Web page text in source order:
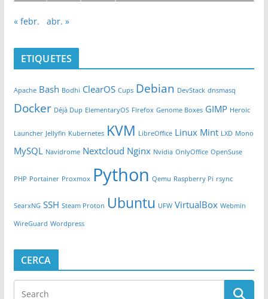
« febr. abr. »
ETIQUETES
Apache Bash Bodhi ClearOS Cups Debian DevStack dnsmasq
Docker Déjà Dup ElementaryOS Firefox Genome Boxes GIMP Heroic
Launcher Jellyfin Kubernetes KVM LibreOffice Linux Mint LXD Mono
MySQL Navidrome Nextcloud Nginx Nvidia OnlyOffice OpenSuse
PHP Portainer Proxmox Python Qemu Raspberry Pi rsync
SearxNG SSH Steam Proton Ubuntu UFW VirtualBox Webmin
WireGuard Wordpress
CERCA